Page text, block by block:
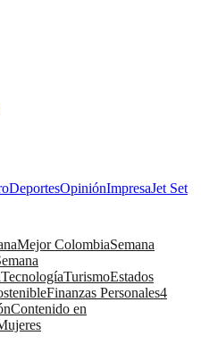
DeportesOpiniónImpresaJet Set
Mejor ColombiaSemana
TecnologíaTurismoEstados
Finanzas Personales4
Contenido en